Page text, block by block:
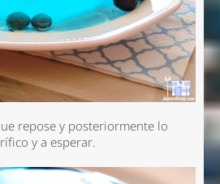
repose y posteriormente lo
y a esperar.